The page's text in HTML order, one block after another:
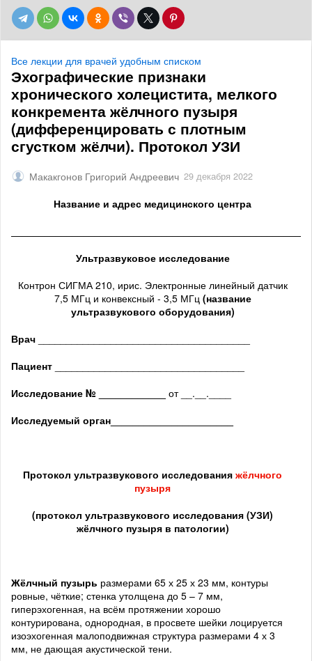
Все лекции для врачей удобным списком
Эхографические признаки
хронического холецистита, мелкого
конкремента жёлчного пузыря
(дифференцировать с плотным
сгустком жёлчи). Протокол УЗИ
Макакгонов Григорий Андреевич 29 декабря 2022
Название и адрес медицинского центра
Ультразвуковое исследование
Контрон СИГМА 210, ирис. Электронные линейный датчик
7,5 МГц и конвексный - 3,5 МГц(название
ультразвукового оборудования)
Врач
Пациент
Исследование № ____________ от __.__.____
Исследуемый орган
Протокол ультразвукового исследования жёлчного
пузыря
(протокол ультразвукового исследования (УЗИ)
жёлчного пузыря в патологии)
Жёлчный пузырь размерами 65 х 25 х 23 мм, контуры
ровные, чёткие; стенка утолщена до 5 – 7 мм,
гиперэхогенная, на всём протяжении хорошо
контурирована, однородная, в просвете шейки лоцируется
изоэхогенная малоподвижная структура размерами 4 х 3
мм, не дающая акустической тени.